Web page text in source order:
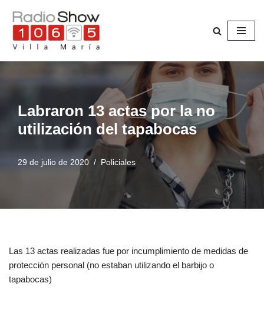
Saltar
al
contenido
Labraron 13 actas por la no
utilización del tapabocas
29 de julio de 2020 Policiales
Las 13 actas realizadas fue por incumplimiento de medidas de
protección personal (no estaban utilizando el barbijo o
tapabocas)